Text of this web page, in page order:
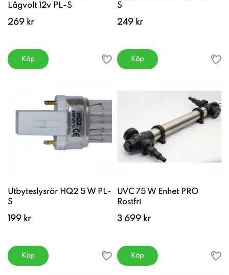
Lågvolt 12v PL-S
269 kr
Köp
S
249 kr
Köp
Utbyteslysrör HQ2 5 W PL-
S
199 kr
Köp
UVC 75 W Enhet PRO
Rostfri
3 699 kr
Köp